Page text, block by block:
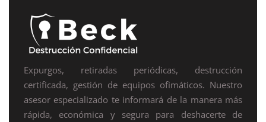
Expurgos, retiradas periódicas, destrucción
certificada, gestión de equipos ofimáticos. Nuestro
asesor especializado te informará de la manera más
rápida, económica y segura para deshacerte de